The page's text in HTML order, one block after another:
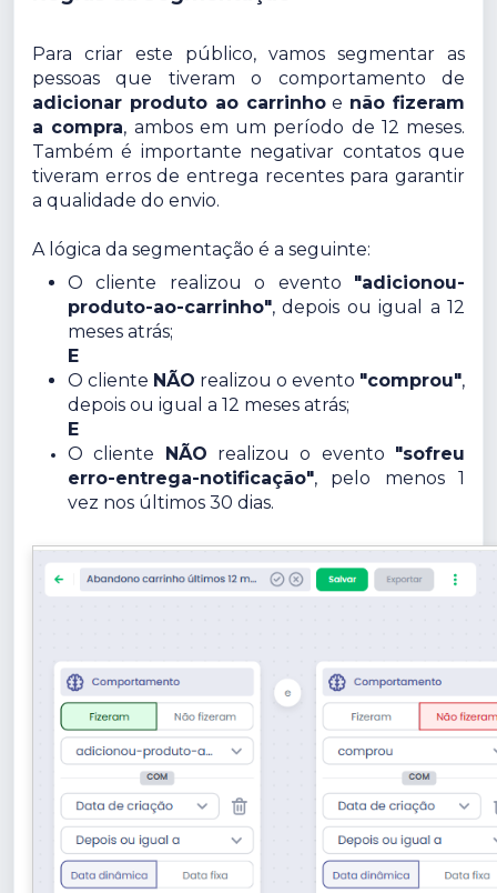
Para criar este público, vamos segmentar as
pessoas que tiveram o comportamento de
adicionar produto ao carrinhoe não fizeram
a compra, ambos em um período de 12 meses.
Também é importante negativar contatos que
tiveram erros de entrega recentes para garantir
a qualidade do envio.
A lógica da segmentação é a seguinte:
O cliente realizou o evento "adicionou-
produto-ao-carrinho", depois ou igual a 12
meses atrás;
E
O cliente NÃO realizou o evento "comprou",
depois ou igual a 12 meses atrás;
E
O cliente
NÃO realizou o evento "sofreu
erro-entrega-notificação", pelo menos 1
vez nos últimos 30 dias.